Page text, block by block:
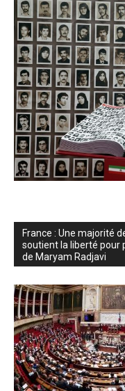
France : Une majorité
soutient la liberté pour
de Maryam Radjavi